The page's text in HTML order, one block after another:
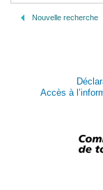
Nouvelle recherche
Accès à